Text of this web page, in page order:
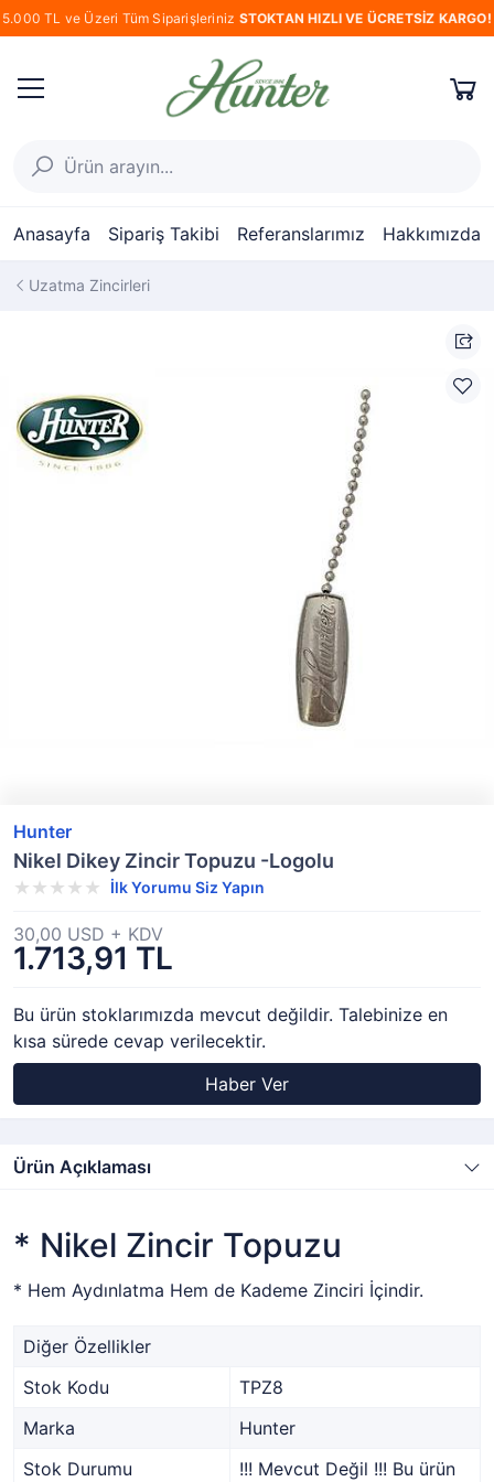
5.000 TL ve Üzeri Tüm Siparişleriniz STOKTAN HIZLI VE ÜCRETSİZ KARGO!
Anasayfa Sipariş Takibi Referanslarımız Hakkımızda
Uzatma Zincirleri
Hunter
Nikel Dikey Zincir Topuzu -Logolu
İlk Yorumu Siz Yapın
1.713,91 TL
30,00 USD + KDV
Bu ürün stoklarımızda mevcut değildir. Talebinize en
kısa sürede cevap verilecektir.
Haber Ver
Ürün Açıklaması
* Nikel Zincir Topuzu
* Hem Aydınlatma Hem de Kademe Zinciri İçindir.
Diğer Özellikler
Stok Kodu
TPZ8
Marka
Hunter
Stok Durumu
!!! Mevcut Değil !!! Bu ürün